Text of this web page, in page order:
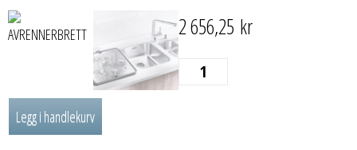
2 656,25 kr
AVRENNERBRETT
antall
Legg i handlekurv